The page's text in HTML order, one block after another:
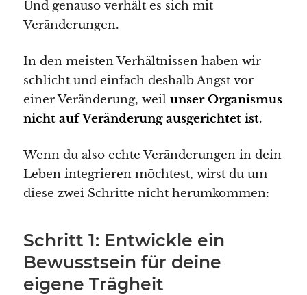
Und genauso verhält es sich mit
Veränderungen.
In den meisten Verhältnissen haben wir
schlicht und einfach deshalb Angst vor
einer Veränderung, weil unser Organismus
nicht auf Veränderung ausgerichtet ist.
Wenn du also echte Veränderungen in dein
Leben integrieren möchtest, wirst du um
diese zwei Schritte nicht herumkommen:
Schritt 1: Entwickle ein
Bewusstsein für deine
eigene Trägheit